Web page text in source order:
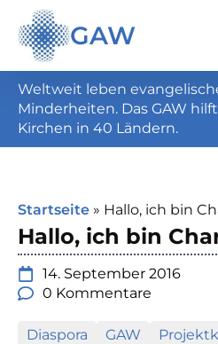
GAW
Weltweit leben
Minderheiten. Das GAW
Kirchen in 40 Ländern.
Startseite » Hallo, ich bin
Hallo, ich bin
14. September 2016
0 Kommentare
Diaspora GAW